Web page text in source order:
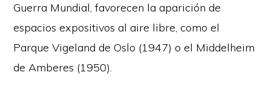
Guerra Mundial, favorecen la aparición de
espacios expositivos al aire libre, como el
Parque Vigeland de Oslo (1947) o el Middelheim
de Amberes (1950).